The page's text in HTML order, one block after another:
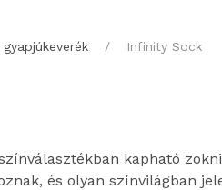
Infinity Sock
kapható
és olyan színvilágban